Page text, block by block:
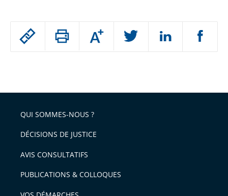
Passer
arriver
après
Augmenter
ou
l'article
pour
avant
QUI SOMMES-NOUS ?
DÉCISIONS DE JUSTICE
AVIS CONSULTATIFS
PUBLICATIONS & COLLOQUES